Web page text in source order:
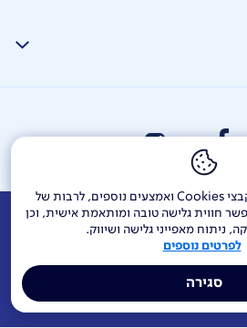
באתר זה נעשה שימוש בקבצי Cookies ואמצעים נוספים, לרבות של
חווית גלישה טובה ומותאמת אישית, וכן
ניתוח מאפייני גלישה ושיווק.
לפרטים נוספים
סגירה
Investor Relations
הודעות חברה
144 בזק בינלאומי
הרכש